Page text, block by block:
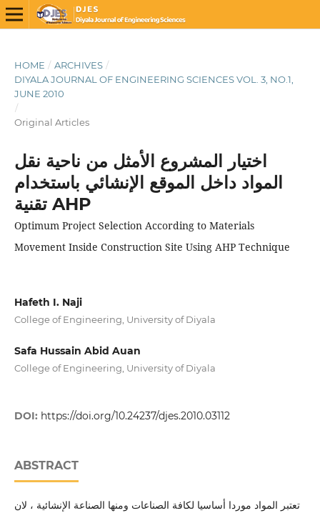
HOME / ARCHIVES /
DIYALA JOURNAL OF ENGINEERING SCIENCES VOL. 3, NO.1,
JUNE 2010
/
Original Articles
اختيار المشروع الأمثل من ناحية نقل
المواد داخل الموقع الإنشائي باستخدام
تقنية AHP
Optimum Project Selection According to Materials
Movement Inside Construction Site Using AHP Technique
Hafeth I. Naji
College of Engineering, University of Diyala
Safa Hussain Abid Auan
College of Engineering, University of Diyala
DOI: https://doi.org/10.24237/djes.2010.03112
ABSTRACT
تعتبر المواد موردا أساسيا لكافة الصناعات ومنها الصناعة الإنشائية ، لان